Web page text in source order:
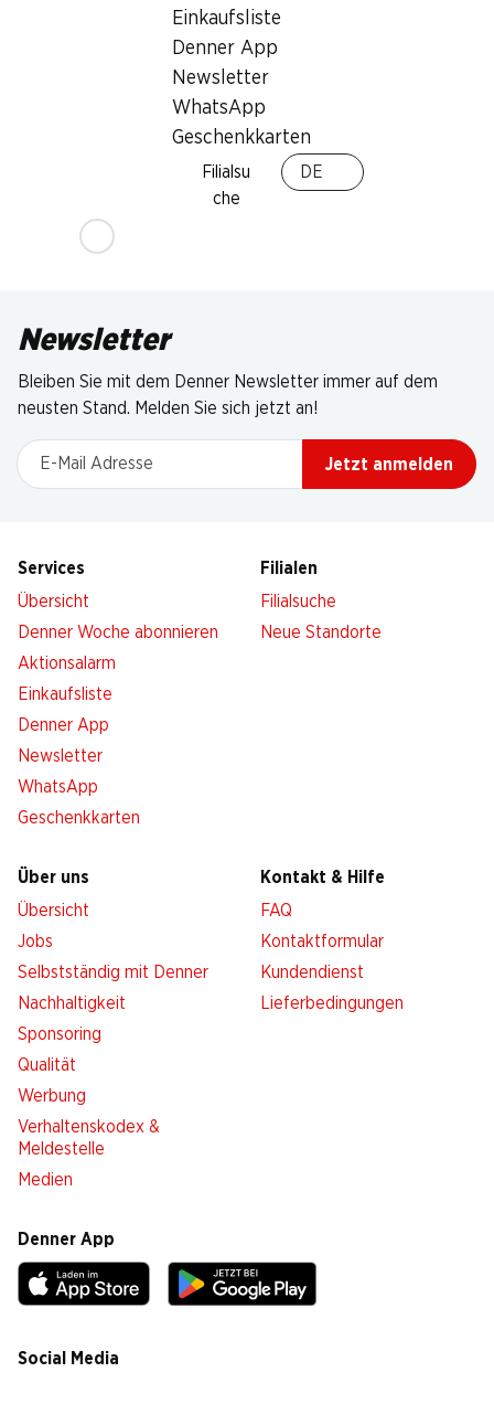
Einkaufsliste
Denner App
Newsletter
WhatsApp
Geschenkkarten
Filialsu
che
DE
Newsletter
Bleiben Sie mit dem Denner Newsletter immer auf dem
neusten Stand. Melden Sie sich jetzt an!
E-Mail Adresse
Jetzt anmelden
Services
Übersicht
Denner Woche abonnieren
Aktionsalarm
Einkaufsliste
Denner App
Newsletter
WhatsApp
Geschenkkarten
Filialen
Filialsuche
Neue Standorte
Über uns
Übersicht
Jobs
Selbstständig mit Denner
Nachhaltigkeit
Sponsoring
Qualität
Werbung
Verhaltenskodex &
Meldestelle
Medien
Kontakt & Hilfe
FAQ
Kontaktformular
Kundendienst
Lieferbedingungen
Denner App
Social Media